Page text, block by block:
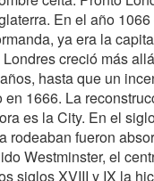
En el año
ya era la
creció más
hasta que un
en 1666. La
es la City. En el
rodeaban fueron
Westminster, el
siglos XVIII y IX la